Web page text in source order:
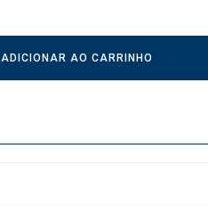
ADICIONAR AO CARRINHO